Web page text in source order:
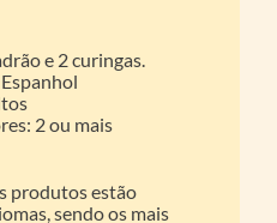
e 2 curingas.
2 ou mais
produtos estão
sendo os mais